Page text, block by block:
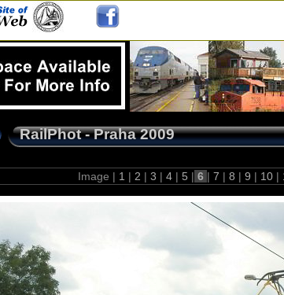
RailPhot - Praha 2009
Image | 1 | 2 | 3 | 4 | 5 | 6 | 7 | 8 | 9 | 10 |